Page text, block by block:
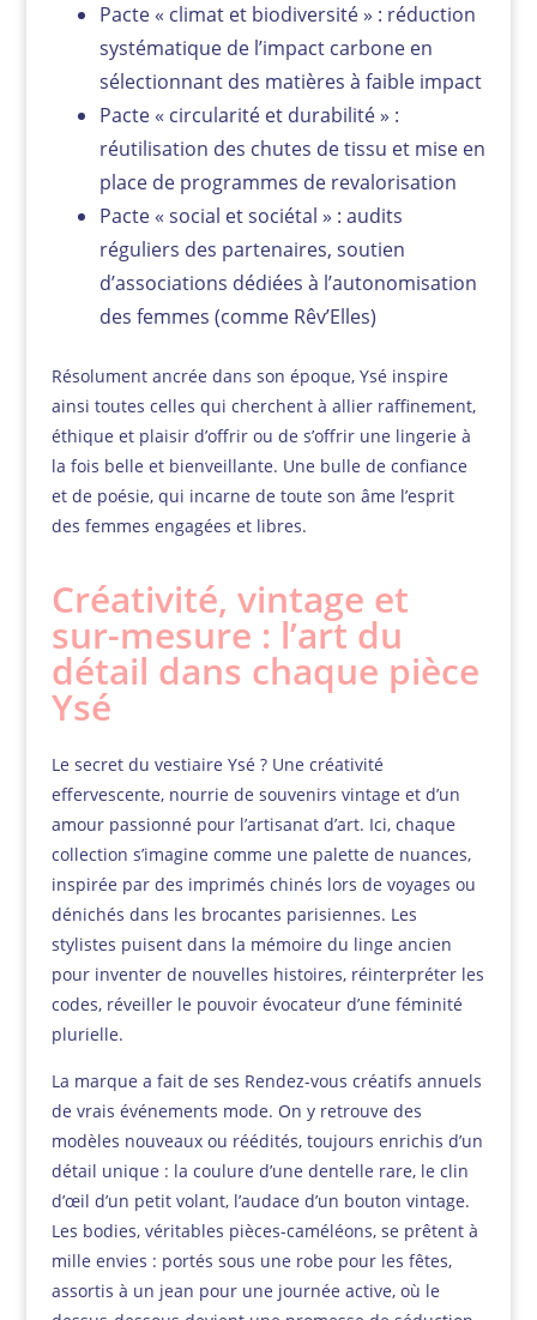
Pacte « climat et biodiversité » : réduction
systématique de l’impact carbone en
sélectionnant des matières à faible impact
Pacte « circularité et durabilité » :
réutilisation des chutes de tissu et mise en
place de programmes de revalorisation
Pacte « social et sociétal » : audits
réguliers des partenaires, soutien
d’associations dédiées à l’autonomisation
des femmes (comme Rêv’Elles)
Résolument ancrée dans son époque, Ysé inspire
ainsi toutes celles qui cherchent à allier raffinement,
éthique et plaisir d’offrir ou de s’offrir une lingerie à
la fois belle et bienveillante. Une bulle de confiance
et de poésie, qui incarne de toute son âme l’esprit
des femmes engagées et libres.
Créativité, vintage et
sur-mesure : l’art du
détail dans chaque pièce
Ysé
Le secret du vestiaire Ysé ? Une créativité
effervescente, nourrie de souvenirs vintage et d’un
amour passionné pour l’artisanat d’art. Ici, chaque
collection s’imagine comme une palette de nuances,
inspirée par des imprimés chinés lors de voyages ou
dénichés dans les brocantes parisiennes. Les
stylistes puisent dans la mémoire du linge ancien
pour inventer de nouvelles histoires, réinterpréter les
codes, réveiller le pouvoir évocateur d’une féminité
plurielle.
La marque a fait de ses Rendez-vous créatifs annuels
de vrais événements mode. On y retrouve des
modèles nouveaux ou réédités, toujours enrichis d’un
détail unique : la coulure d’une dentelle rare, le clin
d’œil d’un petit volant, l’audace d’un bouton vintage.
Les bodies, véritables pièces-caméléons, se prêtent à
mille envies : portés sous une robe pour les fêtes,
assortis à un jean pour une journée active, où le